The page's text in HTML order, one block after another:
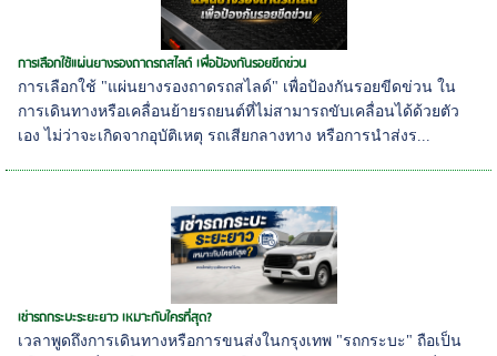
การเลือกใช้แผ่นยางรองถาดรถสไลด์ เพื่อป้องกันรอยขีดข่วน
การเลือกใช้ "แผ่นยางรองถาดรถสไลด์" เพื่อป้องกันรอยขีดข่วน ใน
การเดินทางหรือเคลื่อนย้ายรถยนต์ที่ไม่สามารถขับเคลื่อนได้ด้วยตัว
เอง ไม่ว่าจะเกิดจากอุบัติเหตุ รถเสียกลางทาง หรือการนำส่งร...
เช่ารถกระบะระยะยาว เหมาะกับใครที่สุด?
เวลาพูดถึงการเดินทางหรือการขนส่งในกรุงเทพ "รถกระบะ" ถือเป็น